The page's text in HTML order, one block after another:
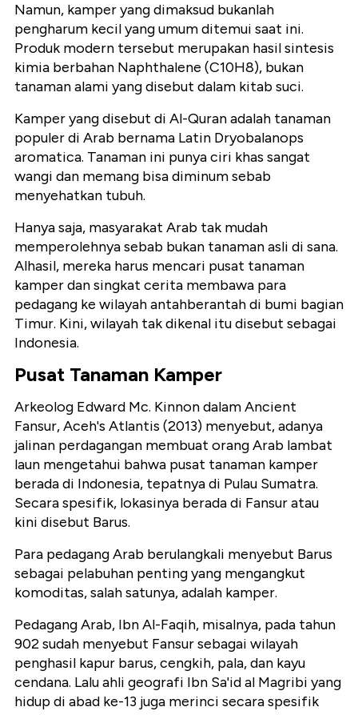
Namun, kamper yang dimaksud bukanlah
pengharum kecil yang umum ditemui saat ini.
Produk modern tersebut merupakan hasil sintesis
kimia berbahan Naphthalene (C10H8), bukan
tanaman alami yang disebut dalam kitab suci.
Kamper yang disebut di Al-Quran adalah tanaman
populer di Arab bernama Latin Dryobalanops
aromatica. Tanaman ini punya ciri khas sangat
wangi dan memang bisa diminum sebab
menyehatkan tubuh.
Hanya saja, masyarakat Arab tak mudah
memperolehnya sebab bukan tanaman asli di sana.
Alhasil, mereka harus mencari pusat tanaman
kamper dan singkat cerita membawa para
pedagang ke wilayah antahberantah di bumi bagian
Timur. Kini, wilayah tak dikenal itu disebut sebagai
Indonesia.
Pusat Tanaman Kamper
Arkeolog Edward Mc. Kinnon dalam Ancient
Fansur, Aceh's Atlantis (2013) menyebut, adanya
jalinan perdagangan membuat orang Arab lambat
laun mengetahui bahwa pusat tanaman kamper
berada di Indonesia, tepatnya di Pulau Sumatra.
Secara spesifik, lokasinya berada di Fansur atau
kini disebut Barus.
Para pedagang Arab berulangkali menyebut Barus
sebagai pelabuhan penting yang mengangkut
komoditas, salah satunya, adalah kamper.
Pedagang Arab, Ibn Al-Faqih, misalnya, pada tahun
902 sudah menyebut Fansur sebagai wilayah
penghasil kapur barus, cengkih, pala, dan kayu
cendana. Lalu ahli geografi Ibn Sa'id al Magribi yang
hidup di abad ke-13 juga merinci secara spesifik